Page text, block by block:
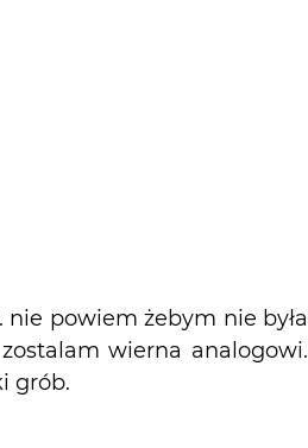
nie powiem żebym nie była
wierna analogowi.
grób.